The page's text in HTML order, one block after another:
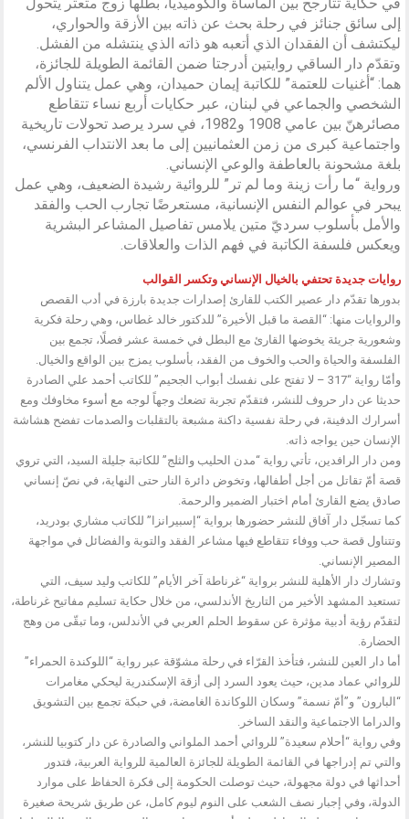
إلى سائق جنائز في رحلة بحث عن ذاته بين الأزقة والحواري،
ليكتشف أن الفقدان الذي أتعبه هو ذاته الذي ينتشله من الفشل.
وتقدّم دار الساقي روايتين أدرجتا ضمن القائمة الطويلة للجائزة،
هما: “أغنيات للعتمة” للكاتبة إيمان حميدان، وهي عمل يتناول الألم
الشخصي والجماعي في لبنان، عبر حكايات أربع نساء تتقاطع
مصائرهنّ بين عامي 1908 و1982، في سرد يرصد تحولات تاريخية
واجتماعية كبرى من زمن العثمانيين إلى ما بعد الانتداب الفرنسي،
بلغة مشحونة بالعاطفة والوعي الإنساني.
ورواية “ما رأت زينة وما لم تر” للروائية رشيدة الضعيف، وهي عمل
يبحر في عوالم النفس الإنسانية، مستعرضًا تجارب الحب والفقد
والأمل بأسلوب سرديّ متين يلامس تفاصيل المشاعر البشرية
ويعكس فلسفة الكاتبة في فهم الذات والعلاقات.
روايات جديدة تحتفي بالخيال الإنساني وتكسر القوالب
بدورها تقدّم دار عصير الكتب للقارئ إصدارات جديدة بارزة في أدب القصص
والروايات منها: “القصة ما قبل الأخيرة” للدكتور خالد غطاس، وهي رحلة فكرية
وشعورية جريئة يخوضها القارئ مع البطل في خمسة عشر فصلًا، تجمع بين
الفلسفة والحياة والحب والخوف من الفقد، بأسلوب يمزج بين الواقع والخيال.
وأمّا رواية “317 – لا تفتح على نفسك أبواب الجحيم” للكاتب أحمد علي الصادرة
حديثا عن دار حروف للنشر، فتقدّم تجربة تضعك وجهاً لوجه مع أسوء مخاوفك ومع
أسرارك الدفينة، في رحلة نفسية داكنة مشبعة بالتقلبات والصدمات تفضح هشاشة
الإنسان حين يواجه ذاته.
ومن دار الرافدين، تأتي رواية “مدن الحليب والثلج” للكاتبة جليلة السيد، التي تروي
قصة أمّ تقاتل من أجل أطفالها، وتخوض دائرة النار حتى النهاية، في نصّ إنساني
صادق يضع القارئ أمام اختبار الضمير والرحمة.
كما تسجّل دار آفاق للنشر حضورها برواية “إسبيرانزا” للكاتب مشاري بودريد،
وتتناول قصة حب ووفاء تتقاطع فيها مشاعر الفقد والتوبة والفضائل في مواجهة
المصير الإنساني.
وتشارك دار الأهلية للنشر برواية “غرناطة آخر الأيام” للكاتب وليد سيف، التي
تستعيد المشهد الأخير من التاريخ الأندلسي، من خلال حكاية تسليم مفاتيح غرناطة،
لتقدّم رؤية أدبية مؤثرة عن سقوط الحلم العربي في الأندلس، وما تبقّى من وهج
الحضارة.
أما دار العين للنشر، فتأخذ القرّاء في رحلة مشوّقة عبر رواية “اللوكندة الحمراء”
للروائي عماد مدين، حيث يعود السرد إلى أزقة الإسكندرية ليحكي مغامرات
“البارون” و”أمّ نسمة” وسكان اللوكاندة الغامضة، في حبكة تجمع بين التشويق
والدراما الاجتماعية والنقد الساخر.
وفي رواية “أحلام سعيدة” للروائي أحمد الملواني والصادرة عن دار كتوبيا للنشر،
والتي تم إدراجها في القائمة الطويلة للجائزة العالمية للرواية العربية، فتدور
أحداثها في دولة مجهولة، حيث توصلت الحكومة إلى فكرة الحفاظ على موارد
الدولة، وفي إجبار نصف الشعب على النوم ليوم كامل، عن طريق شريحة صغيرة